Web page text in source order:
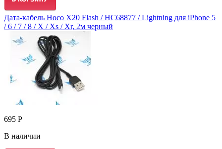
Дата-кабель Hoco X20 Flash / HC68877 / Lightning для iPhone 5
/ 6 / 7 / 8 / X / Xs / Xr, 2м черный
695 Р
В наличии